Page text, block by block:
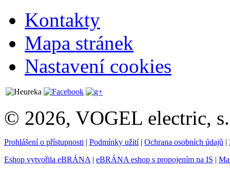
Kontakty
Mapa stránek
Nastavení cookies
© 2026, VOGEL electric,
Prohlášení o přístupnosti | Podmínky užití| Ochrana osobních údajů |
Eshop vytvořila eBRÁNA | eBRÁNA eshop s propojením na IS |